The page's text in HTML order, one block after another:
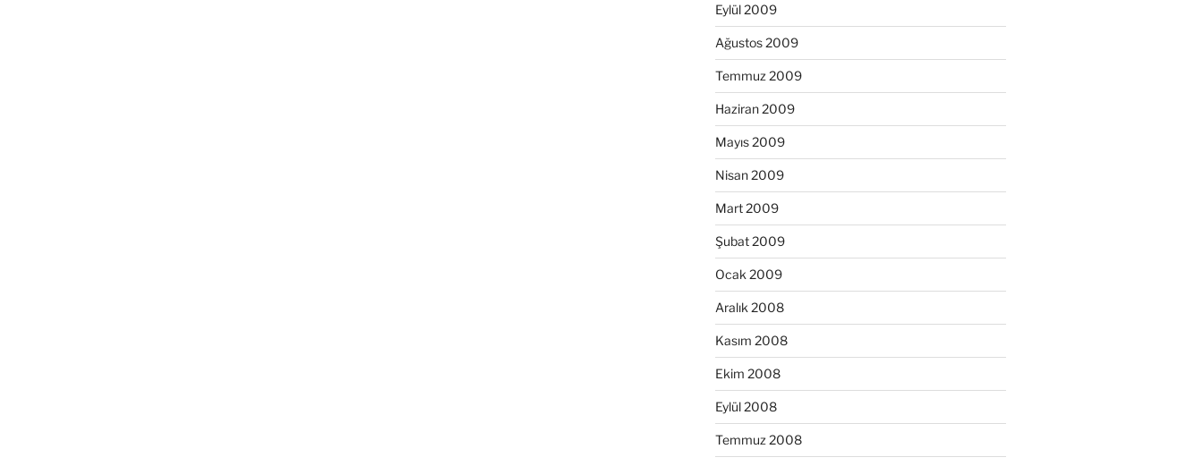
Eylül 2009
Ağustos 2009
Temmuz 2009
Haziran 2009
Mayıs 2009
Nisan 2009
Mart 2009
Şubat 2009
Ocak 2009
Aralık 2008
Kasım 2008
Ekim 2008
Eylül 2008
Temmuz 2008